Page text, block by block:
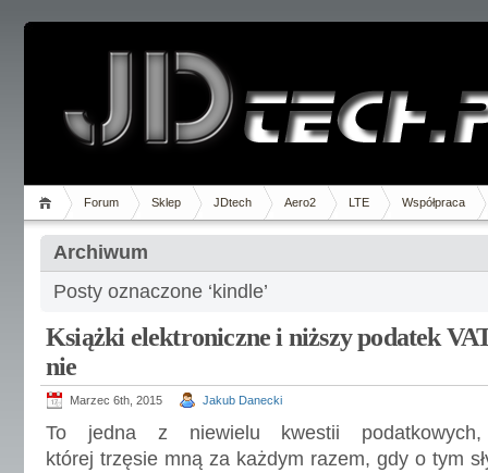
Forum Sklep JDtech Aero2 LTE Współpraca
Archiwum
Posty oznaczone ‘kindle’
Książki elektroniczne i niższy podatek
nie
Marzec 6th, 2015 Jakub Danecki
To jedna z niewielu kwestii
której trzęsie mną za każdym razem, gdy o tym